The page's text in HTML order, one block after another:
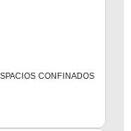
CONFINADOS